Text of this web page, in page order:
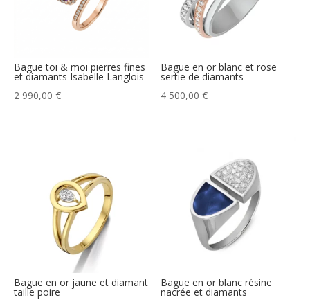
Bague toi & moi pierres fines
et diamants Isabelle Langlois
2 990,00 €
Bague en or blanc et rose
sertie de diamants
4 500,00€
Bague en or jaune et diamant
taille poire
Bague en or blanc résine
nacrée et diamants